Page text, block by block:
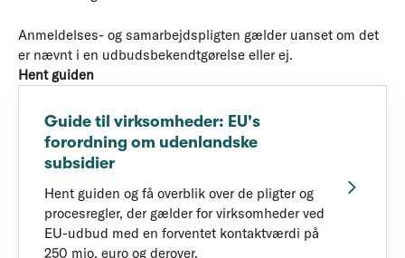
Anmeldelses- og samarbejdspligten gælder uanset om det
er nævnt i en udbudsbekendtgørelse eller ej.
Hent guiden
Guide til virksomheder: EU's
forordning om udenlandske
subsidier
Hent guiden og få overblik over de pligter og
procesregler, der gælder for virksomheder ved
EU-udbud med en forventet kontaktværdi på
250 mio. euro og derover.